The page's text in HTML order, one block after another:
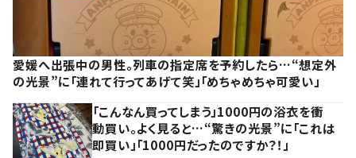
愛媛へ出張中の男性。列車の指定席を予約したら…“想定外
の光景”に「連れて行ってあげて笑」「めちゃめちゃ可愛い」
「こんなん買ってしまう」1000円の浴衣を衝
動買い。よく見ると…“驚きの光景”に「これは
即買い」「1000円だったのですか？！」